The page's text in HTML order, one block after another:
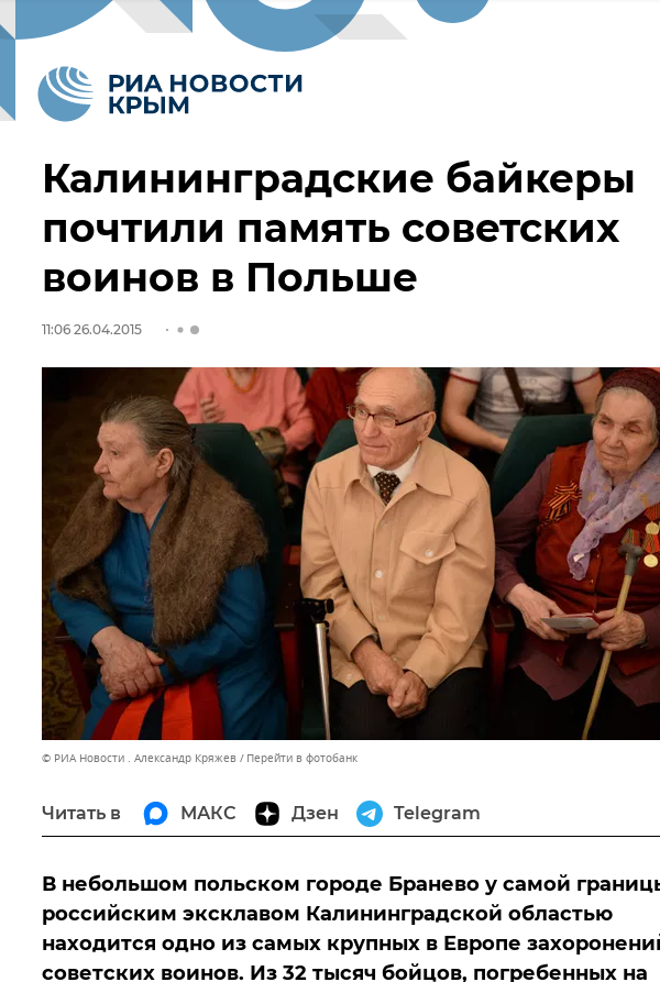
Калининградские байкеры
почтили память советских
воинов в Польше
11:06 26.04.2015
© РИА Новости . Александр Кряжев Перейти в фотобанк
Читать в МАКС Дзен Telegram
В небольшом польском городе Бранево у самой
российским эксклавом Калининградской областью
находится одно из самых крупных в Европе
советских воинов. Из 32 тысяч бойцов, погребенных на